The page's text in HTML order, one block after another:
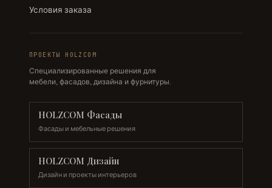
Условия заказа
ПРОЕКТЫ HOLZCOM
Специализированные решения для
мебели, фасадов, дизайна и фурнитуры.
HOLZCOM Фасады
Фасады и мебельные решения
HOLZCOM Дизайн
Дизайн и проекты интерьеров